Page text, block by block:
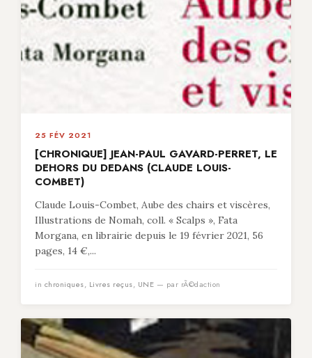
25 FÉV 2021
[CHRONIQUE] JEAN-PAUL GAVARD-PERRET, LE
DEHORS DU DEDANS (CLAUDE LOUIS-
COMBET)
Claude Louis-Combet, Aube des chairs et viscères,
Illustrations de Nomah, coll. « Scalps », Fata
Morgana, en librairie depuis le 19 février 2021, 56
pages, 14 €,...
in chroniques, Livres reçus, UNE — par rÃ©daction